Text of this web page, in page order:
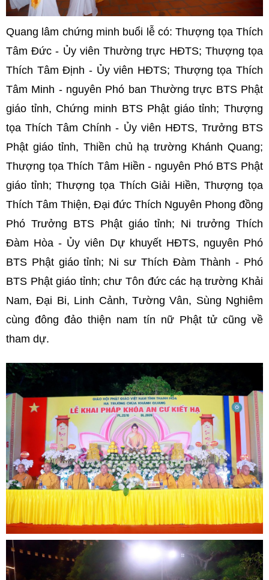
Quang lâm chứng minh buổi lễ có: Thượng tọa Thích
Tâm Đức - Ủy viên Thường trực HĐTS; Thượng tọa
Thích Tâm Định - Ủy viên HĐTS; Thượng tọa Thích
Tâm Minh - nguyên Phó ban Thường trực BTS Phật
giáo tỉnh, Chứng minh BTS Phật giáo tỉnh; Thượng
tọa Thích Tâm Chính - Ủy viên HĐTS, Trưởng BTS
Phật giáo tỉnh, Thiền chủ hạ trường Khánh Quang;
Thượng tọa Thích Tâm Hiền - nguyên Phó BTS Phật
giáo tỉnh; Thượng tọa Thích Giải Hiền, Thượng tọa
Thích Tâm Thiện, Đại đức Thích Nguyên Phong đồng
Phó Trưởng BTS Phật giáo tỉnh; Ni trưởng Thích
Đàm Hòa - Ủy viên Dự khuyết HĐTS, nguyên Phó
BTS Phật giáo tỉnh; Ni sư Thích Đàm Thành - Phó
BTS Phật giáo tỉnh; chư Tôn đức các hạ trường Khải
Nam, Đại Bi, Linh Cảnh, Tường Vân, Sùng Nghiêm
cùng đông đảo thiện nam tín nữ Phật tử cũng về
tham dự.